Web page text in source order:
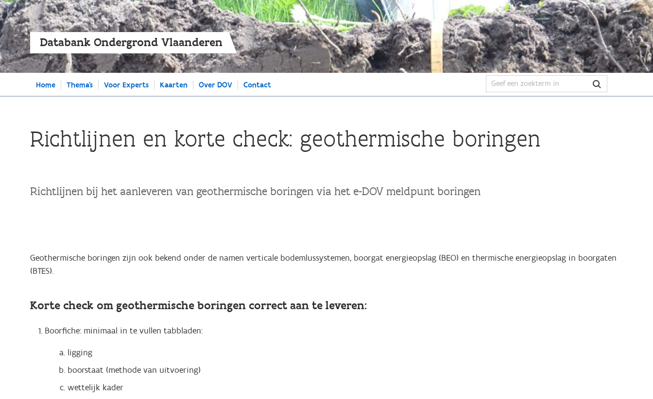
Overslaan
en
naar
de
algemene
inhoud
gaan
Databank Ondergrond Vlaanderen
Home Thema's Voor Experts Kaarten Over DOV Contact
Richtlijnen en korte check: geothermische boringen
Richtlijnen bij het aanleveren van geothermische boringen via het e-DOV meldpunt boringen
Geothermische boringen zijn ook bekend onder de namen verticale bodemlussystemen, boorgat energieopslag (BEO) en thermische energieopslag in boorgaten
(BTES).
Korte check om geothermische boringen correct aan te leveren:
Boorfiche: minimaal in te vullen tabbladen:
ligging
boorstaat (methode van uitvoering)
wettelijk kader